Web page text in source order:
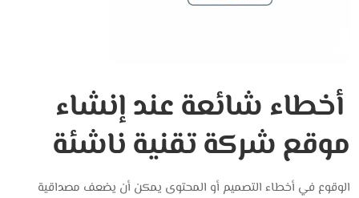
أخطاء شائعة عند إنشاء
موقع شركة تقنية ناشئة
الوقوع في أخطاء التصميم أو المحتوى يمكن أن يضعف مصداقية